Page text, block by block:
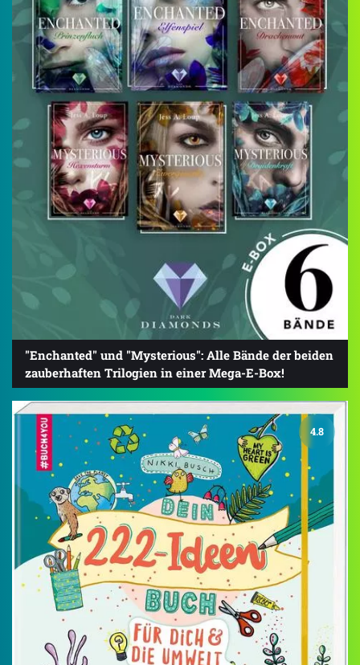
"Enchanted" und "Mysterious": Alle Bände der beiden
zauberhaften Trilogien in einer Mega-E-Box!
4.8